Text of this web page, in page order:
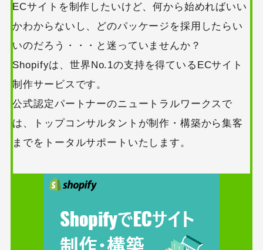
ECサイトを制作したいけど、何から始めればいい
かわからないし、どのパッケージを採用したらい
いのだろう・・・と迷っていませんか？
Shopifyは、世界No.1の支持を得ているECサイト
制作サービスです。
公式認定パートナーのニュートラルワークスで
は、トップコンサルタントが制作・構築から集客
までをトータルサポートいたします。